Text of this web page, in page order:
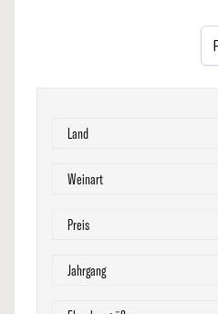
LandFilter
WeinartFilter
PreisFilter
JahrgangFilter